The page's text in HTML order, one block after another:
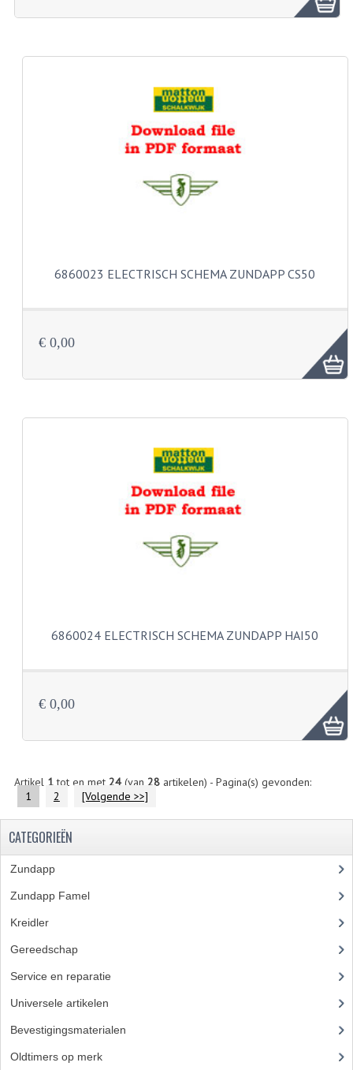
ZUNDAPP ONDERDELEN GEBRUIKT
REMDELEN GEBRUIKT
CADEAUTIPS (NIET ACTIEF)
FRAME ONDERDELEN
MOTOR ONDERDELEN
MOTOR ONDERDELEN
FRAME ONDERDELEN
FOLDERS EN ONDERDELENBOEKEN
MODELOVERZICHTEN PER JAAR
ONDERDELENBOEKEN
ELECTRISCHE SCHEMA'S
CONTACT
6860023 ELECTRISCH SCHEMA ZUNDAPP CS50
€ 0,00
6860024 ELECTRISCH SCHEMA ZUNDAPP HAI50
€ 0,00
Artikel 1tot en met 24(van 28artikelen) - Pagina(s) gevonden:
1
2 [Volgende >>]
CATEGORIEËN
Zundapp
Zundapp Famel
Kreidler
Gereedschap
Service en reparatie
Universele artikelen
Bevestigingsmaterialen
Oldtimers op merk